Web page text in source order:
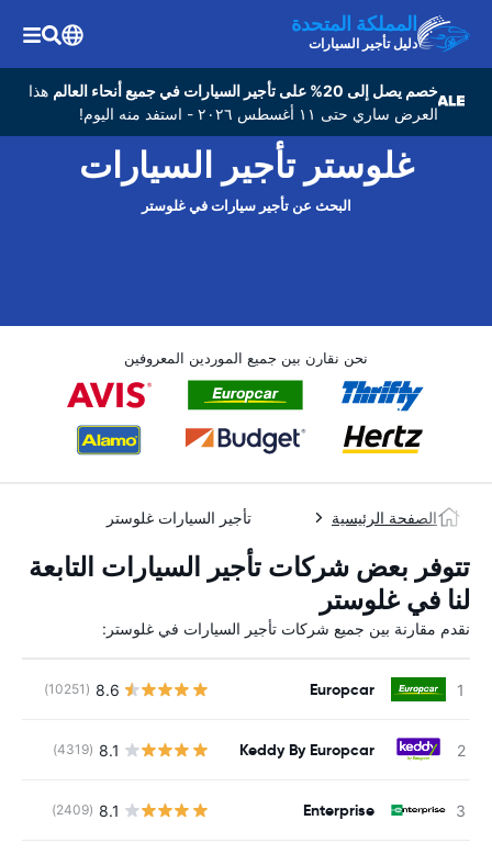
المملكة المتحدة
دليل تأجير السيارات
خصم يصل إلى 20% على تأجير السيارات في جميع أنحاء العالم
هذا
العرض ساري حتى ١١ أغسطس ٢٠٢٦ - استفد منه اليوم!
غلوستر تأجير السيارات
البحث عن تأجير سيارات في غلوستر
نحن نقارن بين جميع الموردين المعروفين
الصفحة الرئيسية تأجير السيارات غلوستر
تتوفر بعض شركات تأجير السيارات التابعة
لنا في غلوستر
نقدم مقارنة بين جميع شركات تأجير السيارات في غلوستر:
Europcar
8.6
(10251)
Keddy By Europcar
8.1
(4319)
Enterprise
8.1
(2409)